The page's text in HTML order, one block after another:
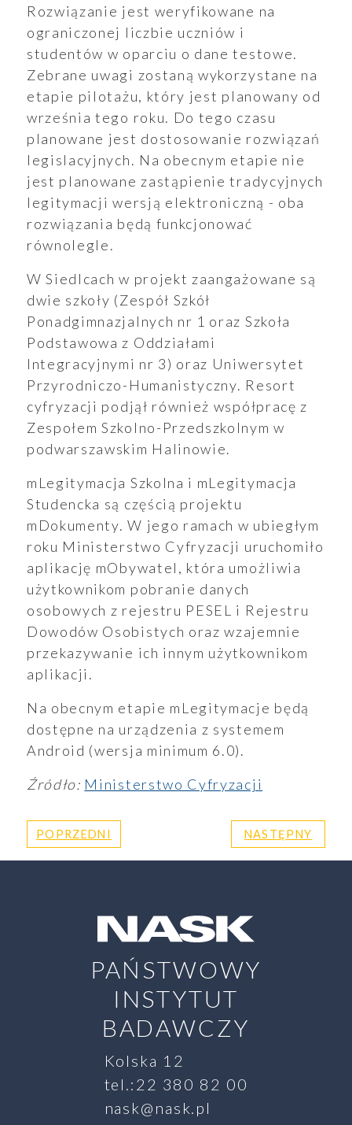
Rozwiązanie jest weryfikowane na
ograniczonej liczbie uczniów i
studentów w oparciu o dane testowe.
Zebrane uwagi zostaną wykorzystane na
etapie pilotażu, który jest planowany od
września tego roku. Do tego czasu
planowane jest dostosowanie rozwiązań
legislacyjnych. Na obecnym etapie nie
jest planowane zastąpienie tradycyjnych
legitymacji wersją elektroniczną - oba
rozwiązania będą funkcjonować
równolegle.
W Siedlcach w projekt zaangażowane są
dwie szkoły (Zespół Szkół
Ponadgimnazjalnych nr 1 oraz Szkoła
Podstawowa z Oddziałami
Integracyjnymi nr 3) oraz Uniwersytet
Przyrodniczo-Humanistyczny. Resort
cyfryzacji podjął również współpracę z
Zespołem Szkolno-Przedszkolnym w
podwarszawskim Halinowie.
mLegitymacja Szkolna i mLegitymacja
Studencka są częścią projektu
mDokumenty. W jego ramach w ubiegłym
roku Ministerstwo Cyfryzacji uruchomiło
aplikację mObywatel, która umożliwia
użytkownikom pobranie danych
osobowych z rejestru PESEL i Rejestru
Dowodów Osobistych oraz wzajemnie
przekazywanie ich innym użytkownikom
aplikacji.
Na obecnym etapie mLegitymacje będą
dostępne na urządzenia z systemem
Android (wersja minimum 6.0).
Źródło: Ministerstwo Cyfryzacji
POPRZEDNI NASTĘPNY
PAŃSTWOWY
INSTYTUT
BADAWCZY
Kolska 12
tel.:22 380 82 00
nask@nask.pl